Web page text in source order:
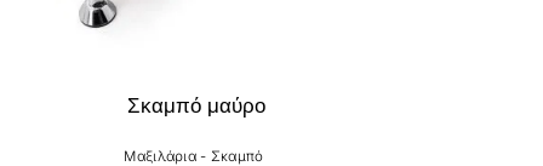
Σκαμπό μαύρο
Μαξιλάρια - Σκαμπό